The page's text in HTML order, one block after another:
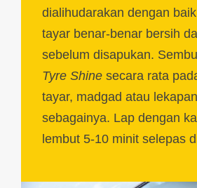
dialihudarakan dengan
tayar benar-benar bersih
sebelum disapukan.
Tyre Shine secara rata
tayar, madgad atau
sebagainya. Lap dengan
lembut 5-10 minit selepas